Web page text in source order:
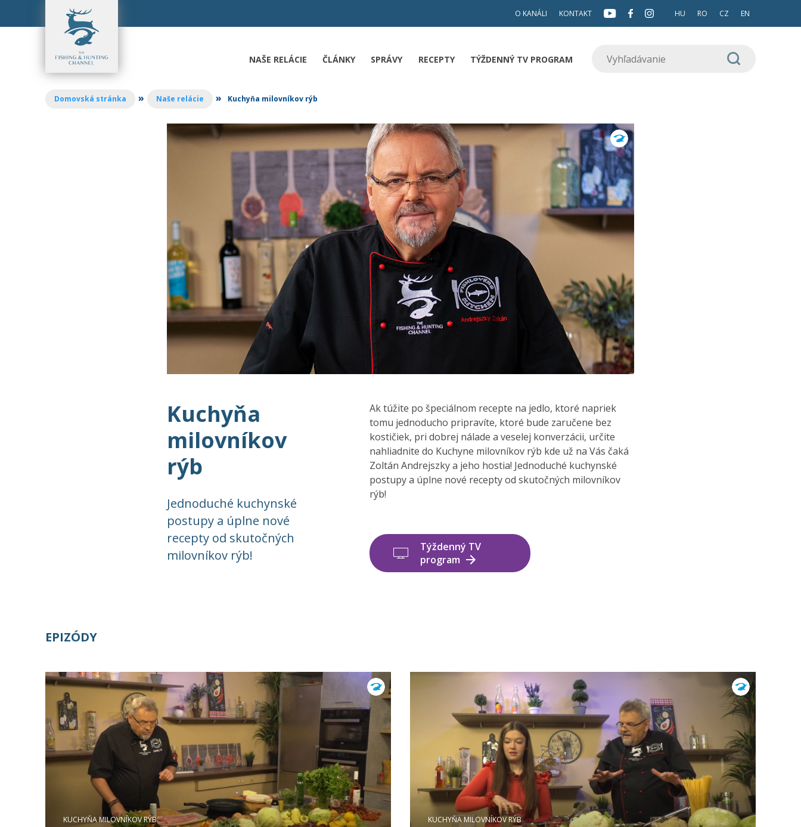
O KANÁLI KONTAKT HU RO CZ EN
NAŠE RELÁCIE ČLÁNKY SPRÁVY RECEPTY TÝŽDENNÝ TV PROGRAM
Domovská stránka » Naše relácie » Kuchyňa milovníkov rýb
Kuchyňa
milovníkov
rýb
Jednoduché kuchynské
postupy a úplne nové
recepty od skutočných
milovníkov rýb!
Ak túžite po špeciálnom recepte na jedlo, ktoré napriek
tomu jednoducho pripravíte, ktoré bude zaručene bez
kostičiek, pri dobrej nálade a veselej konverzácii, určite
nahliadnite do Kuchyne milovníkov rýb kde už na Vás čaká
Zoltán Andrejszky a jeho hostia! Jednoduché kuchynské
postupy a úplne nové recepty od skutočných milovníkov
rýb!
Týždenný TV
program
EPIZÓDY
KUCHYŇA MILOVNÍKOV RÝB KUCHYŇA MILOVNÍKOV RÝB